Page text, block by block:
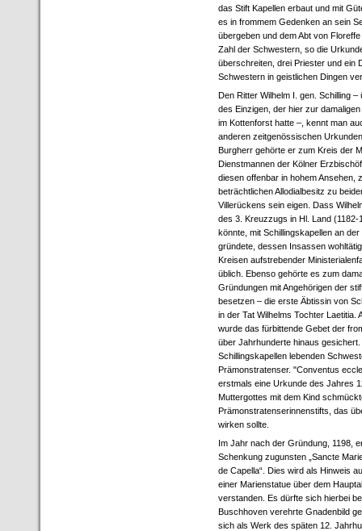
das Stift Kapellen erbaut und mit
es in frommem Gedenken an sein
übergeben und dem Abt von
Zahl der Schwestern, so die
überschreiten, drei Priester und ein
Schwestern in geistlichen Dingen
Den Ritter Wilhelm I. gen. Schilling –
des Einzigen, der hier zur
im Kottenforst hatte –, kennt man
anderen zeitgenössischen
Burgherr gehörte er zum Kreis der
Dienstmannen der Kölner
diesen offenbar in hohem Ansehen,
beträchtlichen Allodialbesitz zu
Villerückens sein eigen. Dass
des 3. Kreuzzugs in Hl. Land (1182-
könnte, mit Schillingskapellen an
gründete, dessen Insassen
Kreisen aufstrebender
üblich. Ebenso gehörte es zum
Gründungen mit Angehörigen der
besetzen – die erste Äbtissin von
in der Tat Wilhelms Tochter Laetitia.
wurde das fürbittende Gebet der
über Jahrhunderte hinaus
Schillingskapellen lebenden
Prämonstratenser. "Conventus
erstmals eine Urkunde des Jahres
Muttergottes mit dem Kind
Prämonstratenserinnenstifts, das
wirken sollte.
Im Jahr nach der Gründung, 1198,
Schenkung zugunsten „Sancte
de Capella“. Dies wird als Hinweis
einer Marienstatue über dem
verstanden. Es dürfte sich hierbei
Buschhoven verehrte Gnadenbild
sich als Werk des späten 12.